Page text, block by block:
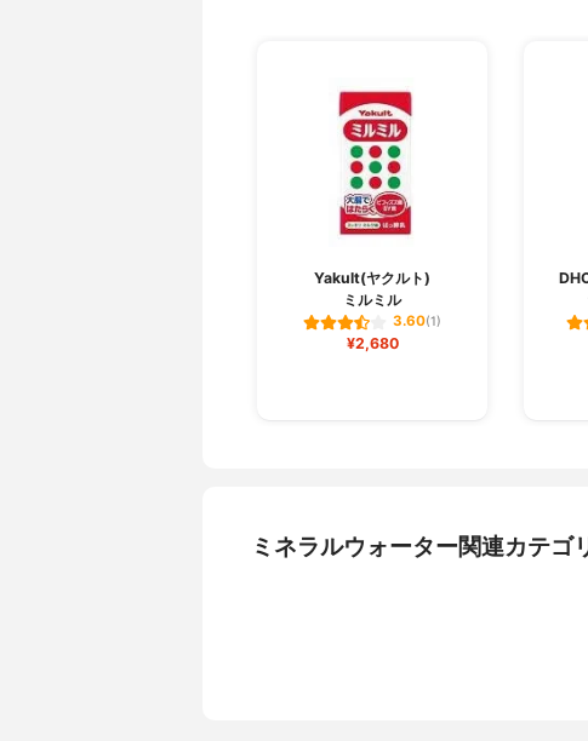
Yakult(ヤクルト)
ミルミル
3.60(1)
¥2,680
ミネラルウォーター関連カテゴ